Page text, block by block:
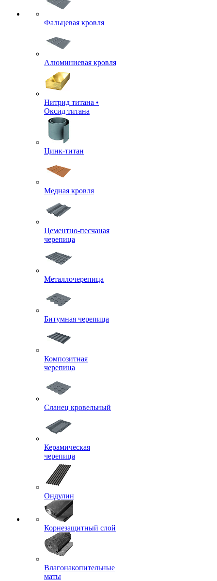
Фальцевая кровля
Алюминиевая кровля
Нитрид титана •
Оксид титана
Цинк-титан
Медная кровля
Цементно-песчаная
черепица
Металлочерепица
Битумная черепица
Композитная
черепица
Сланец кровельный
Керамическая
черепица
Ондулин
Корнезащитный слой
Влагонакопительные
маты